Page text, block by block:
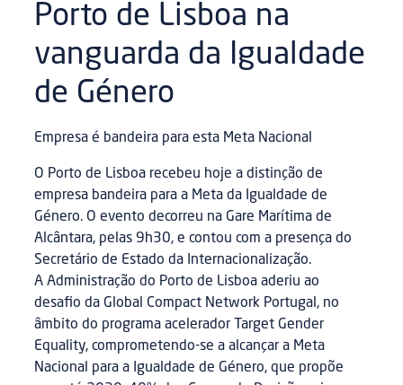
Porto de Lisboa na
vanguarda da Igualdade
de Género
Empresa é bandeira para esta Meta Nacional
O Porto de Lisboa recebeu hoje a distinção de
empresa bandeira para a Meta da Igualdade de
Género. O evento decorreu na Gare Marítima de
Alcântara, pelas 9h30, e contou com a presença do
Secretário de Estado da Internacionalização.
A Administração do Porto de Lisboa aderiu ao
desafio da Global Compact Network Portugal, no
âmbito do programa acelerador Target Gender
Equality, comprometendo-se a alcançar a Meta
Nacional para a Igualdade de Género, que propõe